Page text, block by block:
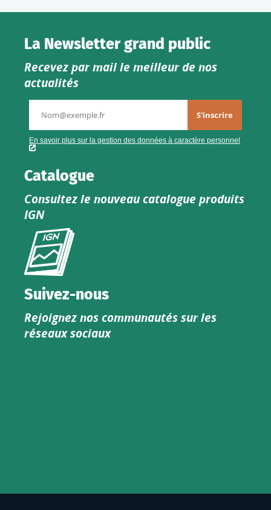
La Newsletter grand public
Recevez par mail le meilleur de nos
actualités
Catalogue
Consultez le nouveau catalogue produits
IGN
Consultez
catalogue
IGN
Suivez-nous
Rejoignez nos communautés sur les
réseaux sociaux